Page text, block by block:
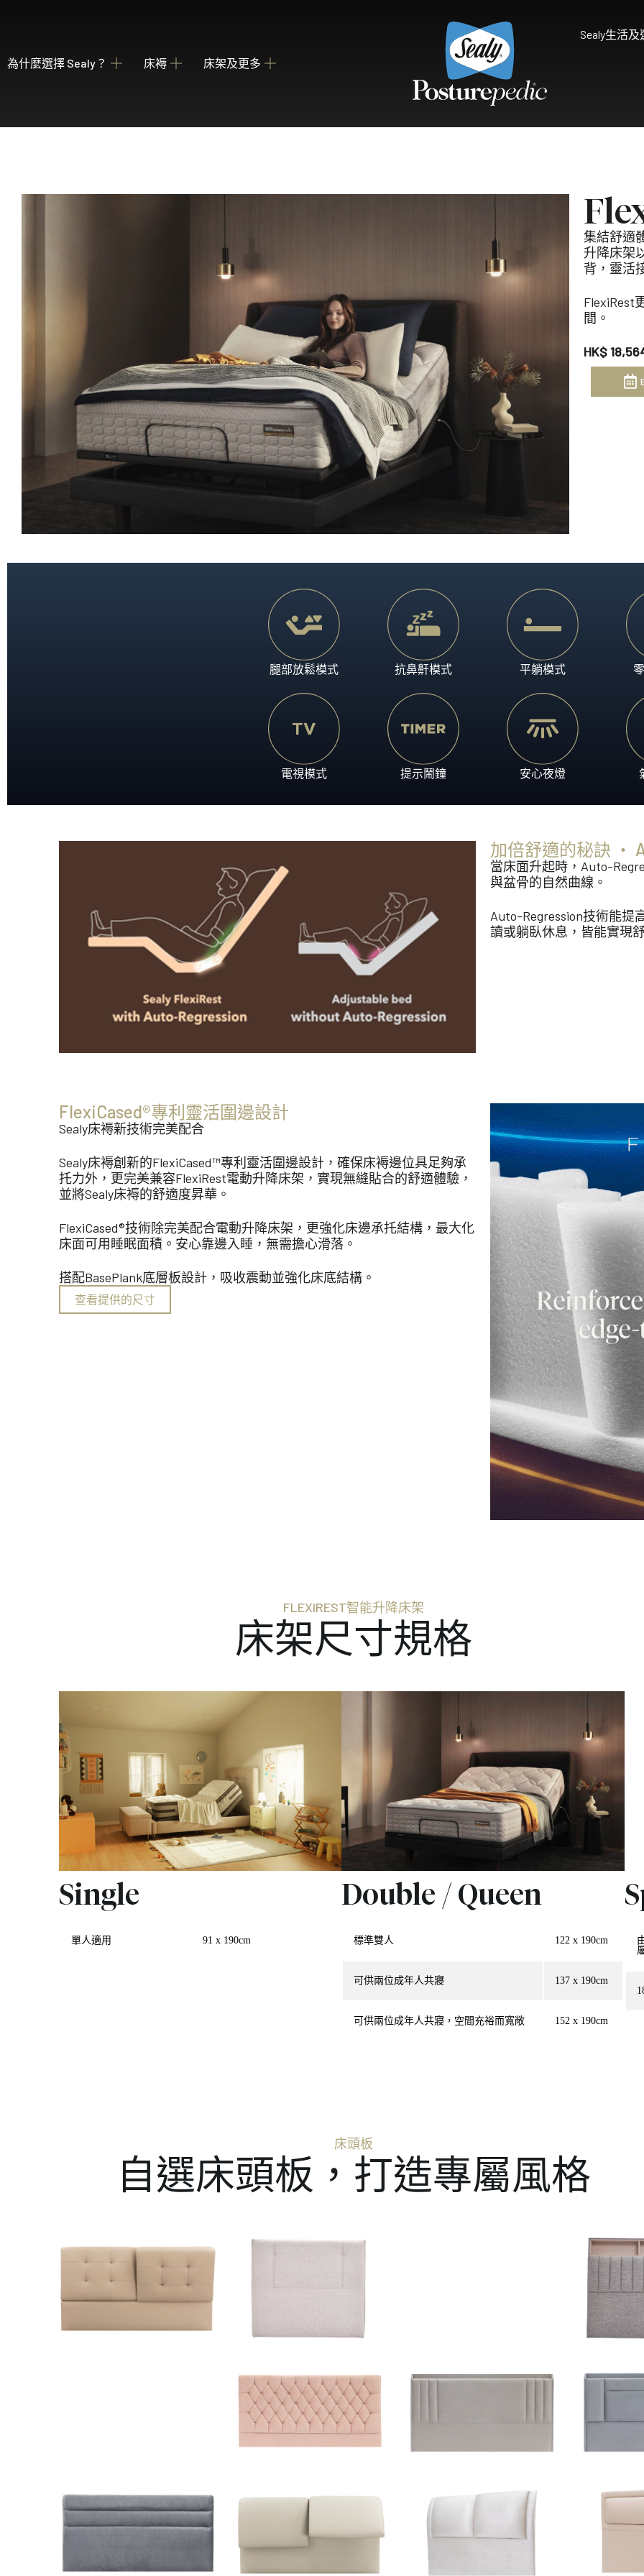
為什麼選擇 Sealy？
產業百年傳承
Sealy的技術
床褥
Posture Premier Collection
以專利科技打造持久的舒適承托，是物超所值之選。
無論在家在外，都擁有宛如身處5星級酒店的豪華睡眠體驗。
置身五星級酒店般的至尊體驗，沉浸於極致奢華的酣眠享受。
Palatial Crest
雙重堅固承托，帶給你尊
Premium Collection
完美平衡舒適與承托，滿
Prestige Collection
無與倫比的舒適愜意，締
Connoisseur
Heritage Collection
匠心工藝配搭領先科技，
床架及更多
Sealy生活
集結舒適
升降床架
背，靈活
FlexiRest
間。
HK$
腿部放鬆模式 抗鼻鼾模式 平躺模式
電視模式 提示鬧鐘 安心夜燈
加倍舒適的秘訣 ‧
當床面升起時，Auto-
與盆骨的自然曲線。
Auto-Regression技術能提
讀或躺臥休息，皆能實現
FlexiCased®專利靈活圍邊設計
Sealy床褥新技術完美配合
Sealy床褥創新的FlexiCased™專利靈活圍邊設計，確保床褥邊位具足夠承
托力外，更完美兼容FlexiRest電動升降床架，實現無縫貼合的舒適體驗，
並將Sealy床褥的舒適度昇華。
FlexiCased®技術除完美配合電動升降床架，更強化床邊承托結構，最大化
床面可用睡眠面積。安心靠邊入睡，無需擔心滑落。
搭配BasePlank底層板設計，吸收震動並強化床底結構。
查看提供的尺寸
FLEXIREST智能升降床架
床架尺寸規格
Single
單人適用 91 x 190cm
Double / Queen
標準雙人 122 x 190cm
可供兩位成年人共寢 137 x 190cm
可供兩位成年人共寢，空間充裕而寬敞 152 x 190cm
床頭板
自選床頭板，打造專屬風格